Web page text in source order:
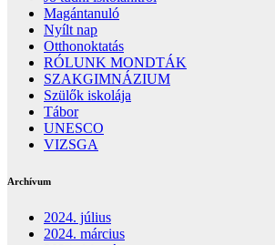
Magántanuló
Nyílt nap
Otthonoktatás
RÓLUNK MONDTÁK
SZAKGIMNÁZIUM
Szülők iskolája
Tábor
UNESCO
VIZSGA
Archívum
2024. július
2024. március